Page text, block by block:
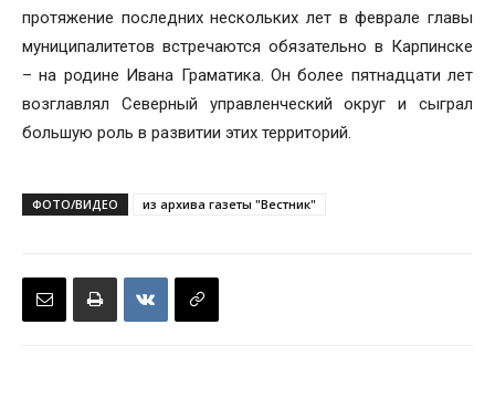
протяжение последних нескольких лет в феврале главы
муниципалитетов встречаются обязательно в Карпинске
– на родине Ивана Граматика. Он более пятнадцати лет
возглавлял Северный управленческий округ и сыграл
большую роль в развитии этих территорий.
ФОТО/ВИДЕО из архива газеты "Вестник"